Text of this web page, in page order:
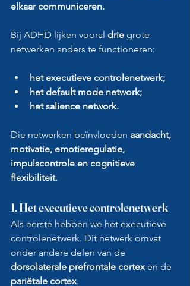
elkaar communiceren.
Bij ADHD lijken vooral drie grote
netwerken anders te functioneren:
het executieve controlenetwerk;
het default mode network;
het salience network.
Die netwerken beïnvloeden aandacht,
motivatie, emotieregulatie,
impulscontrole en cognitieve
flexibiliteit.
1. Het executieve controlenetwerk
Als eerste hebben we het executieve
controlenetwerk. Dit netwerk omvat
onder andere delen van de
dorsolaterale prefrontale cortex en de
pariëtale cortex.